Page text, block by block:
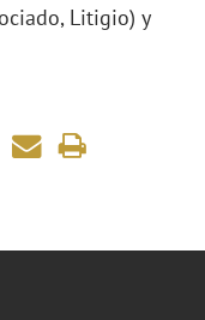
Litigio) y